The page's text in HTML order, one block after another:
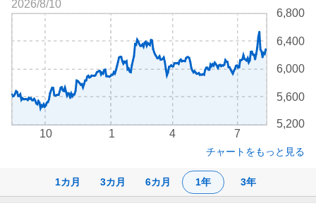
1カ月 3カ月 6カ月 1年 3年
5,200
5,600
6,000
6,400
6,800
1 7
10 4
2026/8/10
チャートをもっと見る